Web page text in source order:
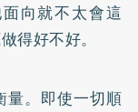
向就不太會這
得好不好。
量。即使一切順